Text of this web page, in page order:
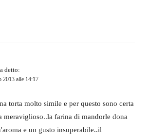
detto:
2013 alle 14:17
torta molto simile e per questo sono certa
meraviglioso..la farina di mandorle dona
e un gusto insuperabile..il